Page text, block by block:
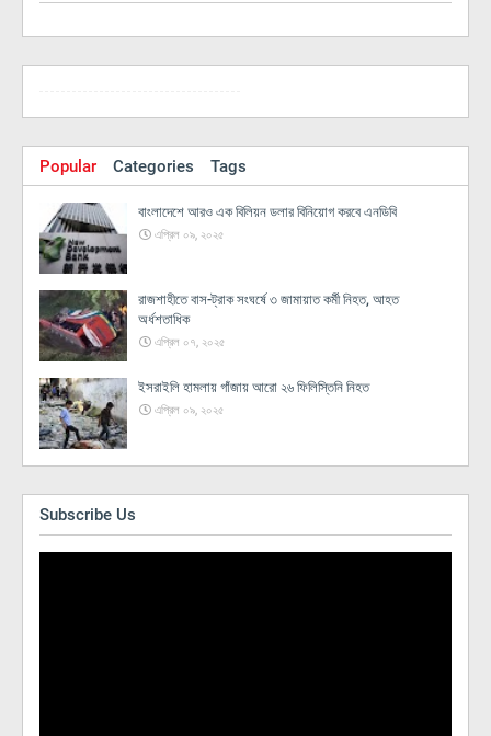
Popular Categories Tags
বাংলাদেশে আরও এক বিলিয়ন ডলার বিনিয়োগ করবে এনডিবি
এপ্রিল ০৯, ২০২৫
রাজশাহীতে বাস-ট্রাক সংঘর্ষে ৩ জামায়াত কর্মী নিহত, আহত
অর্ধশতাধিক
এপ্রিল ০৭, ২০২৫
ইসরাইলি হামলায় গাঁজায় আরো ২৬ ফিলিস্তিনি নিহত
এপ্রিল ০৯, ২০২৫
Subscribe Us